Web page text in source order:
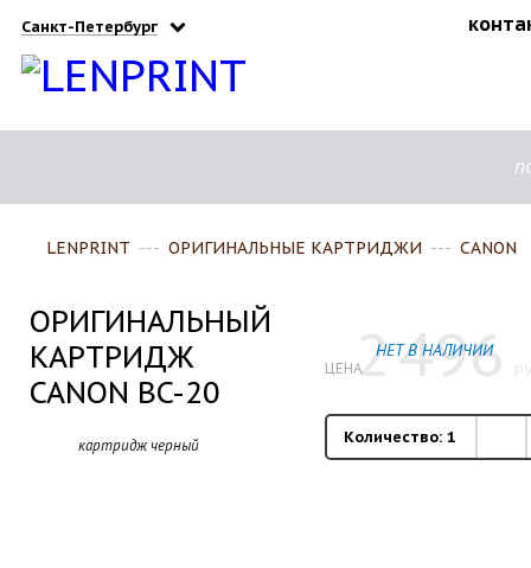
Санкт-Петербург
LENPRINT --- ОРИГИНАЛЬНЫЕ КАРТРИДЖИ --- CANON
ЦЕНА2496
НЕТ В НАЛИЧИИ
Количество: 1
ОРИГИНАЛЬНЫЙ
КАРТРИДЖ
CANON BC-20
картридж черный